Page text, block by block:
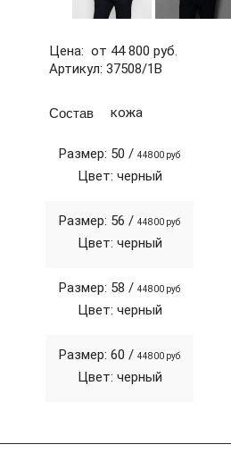
Цена: от 44 800 руб.
Артикул: 37508/1В
Состав кожа
Размер: 50 / 44800 руб
Цвет: черный
Размер: 56 / 44800 руб
Цвет: черный
Размер: 58 / 44800 руб
Цвет: черный
Размер: 60 / 44800 руб
Цвет: черный